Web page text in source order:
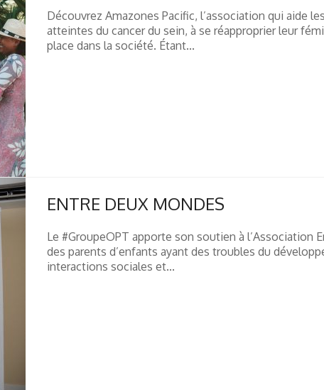
Découvrez Amazones Pacific, l’association qui aide
atteintes du cancer du sein, à se réapproprier leur
place dans la société. Étant...
ENTRE DEUX MONDES
Le #GroupeOPT apporte son soutien à l’Association
des parents d’enfants ayant des troubles du
interactions sociales et...